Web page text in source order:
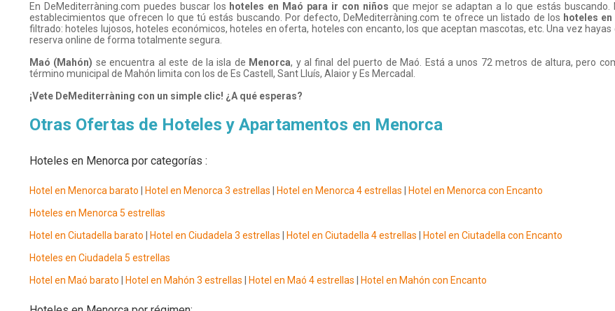
En DeMediterràning.com puedes buscar los hoteles en Maó para ir con niños que mejor se adaptan a lo que estás
establecimientos que ofrecen lo que tú estás buscando. Por defecto, DeMediterràning.com te ofrece un listado de los hoteles
filtrado: hoteles lujosos, hoteles económicos, hoteles en oferta, hoteles con encanto, los que aceptan mascotas, etc. Una vez
reserva online de forma totalmente segura.
Maó (Mahón) se encuentra al este de la isla de Menorca, y al final del puerto de Maó. Está a unos 72 metros de altura, pero
término municipal de Mahón limita con los de Es Castell, Sant Lluís, Alaior y Es Mercadal.
¡Vete DeMediterràning con un simple clic! ¿A qué esperas?
Otras Ofertas de Hoteles y Apartamentos en Menorca
Hoteles en Menorca por categorías :
Hotel en Menorca barato Hotel en Menorca 3 estrellas Hotel en Menorca 4 estrellas
Hotel en Menorca con Encanto
Hoteles en Menorca 5 estrellas
Hotel en Ciutadella barato
Hotel en Ciudadela 3 estrellas Hotel en Ciutadella 4 estrellas
Hotel en Ciutadella con Encanto
Hoteles en Ciudadela 5 estrellas
Hotel en Maó barato
Hotel en Mahón 3 estrellas Hotel en Maó 4 estrellas Hotel en Mahón con Encanto